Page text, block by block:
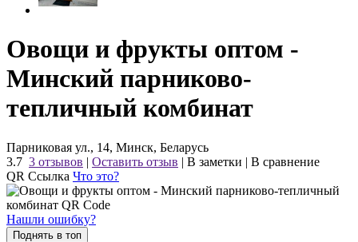
Овощи и фрукты оптом -
Минский парниково-
тепличный комбинат
Парниковая ул., 14, Минск, Беларусь
3.7 3 отзывов | Оставить отзыв | В заметки | В сравнение
QR Ссылка Что это?
Нашли ошибку?
Поднять в топ